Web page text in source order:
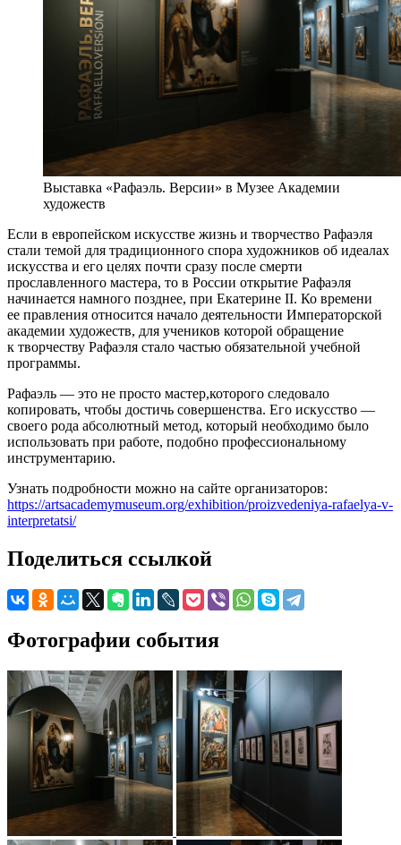
Выставка «Рафаэль. Версии» в Музее Академии
художеств
Если в европейском искусстве жизнь и творчество Рафаэля
стали темой для традиционного спора художников об идеалах
искусства и его целях почти сразу после смерти
прославленного мастера, то в России открытие Рафаэля
начинается намного позднее, при Екатерине II. Ко времени
ее правления относится начало деятельности Императорской
академии художеств, для учеников которой обращение
к творчеству Рафаэля стало частью обязательной учебной
программы.
Рафаэль — это не просто мастер,которого следовало
копировать, чтобы достичь совершенства. Его искусство —
своего рода абсолютный метод, который необходимо было
использовать при работе, подобно профессиональному
инструментарию.
Узнать подробности можно на сайте организаторов:
https://artsacademymuseum.org/exhibition/proizvedeniya-rafaelya-v-
interpretatsi/
Поделиться ссылкой
Фотографии события